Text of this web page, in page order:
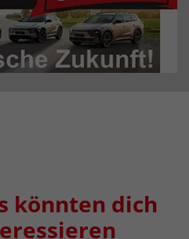
könnten dich